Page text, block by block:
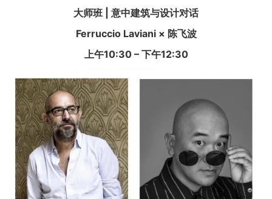
大师班 | 意中建筑与设计对话
Ferruccio Laviani × 陈飞波
上午10:30 – 下午12:30